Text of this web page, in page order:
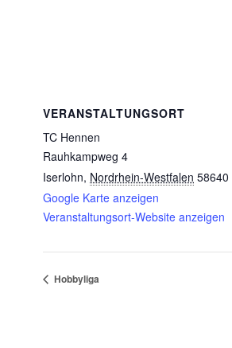
VERANSTALTUNGSORT
TC Hennen
Rauhkampweg 4
Iserlohn, Nordrhein-Westfalen 58640
Google Karte anzeigen
Veranstaltungsort-Website anzeigen
Hobbyliga